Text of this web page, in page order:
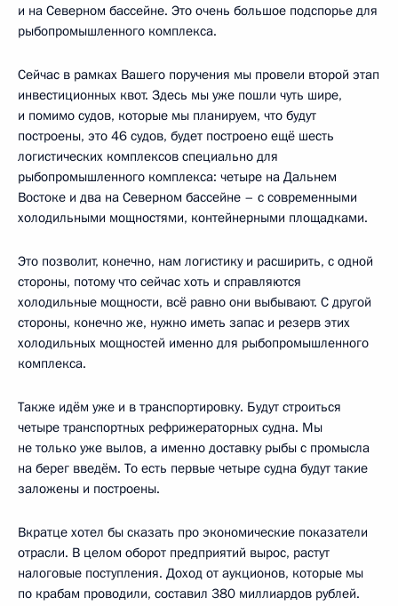
и на Северном бассейне. Это очень большое подспорье для
рыбопромышленного комплекса.
Сейчас в рамках Вашего поручения мы провели второй этап
инвестиционных квот. Здесь мы уже пошли чуть шире,
и помимо судов, которые мы планируем, что будут
построены, это 46 судов, будет построено ещё шесть
логистических комплексов специально для
рыбопромышленного комплекса: четыре на Дальнем
Востоке и два на Северном бассейне – с современными
холодильными мощностями, контейнерными площадками.
Это позволит, конечно, нам логистику и расширить, с одной
стороны, потому что сейчас хоть и справляются
холодильные мощности, всё равно они выбывают. С другой
стороны, конечно же, нужно иметь запас и резерв этих
холодильных мощностей именно для рыбопромышленного
комплекса.
Также идём уже и в транспортировку. Будут строиться
четыре транспортных рефрижераторных судна. Мы
не только уже вылов, а именно доставку рыбы с промысла
на берег введём. То есть первые четыре судна будут такие
заложены и построены.
Вкратце хотел бы сказать про экономические показатели
отрасли. В целом оборот предприятий вырос, растут
налоговые поступления. Доход от аукционов, которые мы
по крабам проводили, составил 380 миллиардов рублей.